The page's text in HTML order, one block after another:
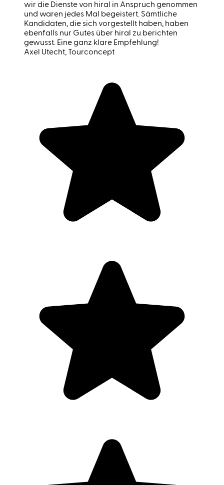
wir die Dienste von hiral in Anspruch genommen
und waren jedes Mal begeistert. Sämtliche
Kandidaten, die sich vorgestellt haben, haben
ebenfalls nur Gutes über hiral zu berichten
gewusst. Eine ganz klare Empfehlung!
Axel Utecht, Tourconcept